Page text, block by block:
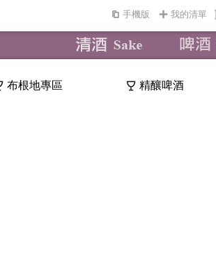
我的清單
手機版
布根地專區 精釀啤酒